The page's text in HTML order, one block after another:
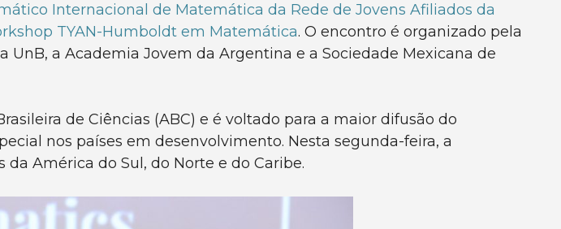
Internacional de Matemática da Rede de Jovens Afiliados da
TYAN-Humboldt em Matemática. O encontro é organizado pela
UnB, a Academia Jovem da Argentina e a Sociedade Mexicana de
de Ciências (ABC) e é voltado para a maior difusão do
nos países em desenvolvimento. Nesta segunda-feira, a
América do Sul, do Norte e do Caribe.